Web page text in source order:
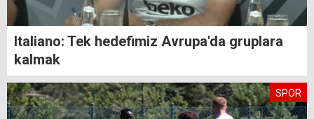
Italiano: Tek hedefimiz Avrupa'da gruplara
kalmak
SPOR